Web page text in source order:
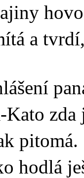
a
Kato
pitomá.
hodlá